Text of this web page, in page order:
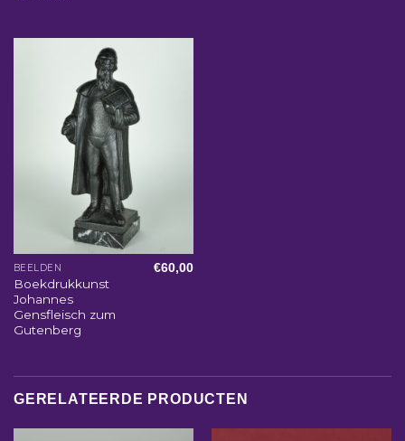
BEELDEN
Boekdrukkunst
Johannes
Gensfleisch zum
Gutenberg
€60,00
GERELATEERDE PRODUCTEN